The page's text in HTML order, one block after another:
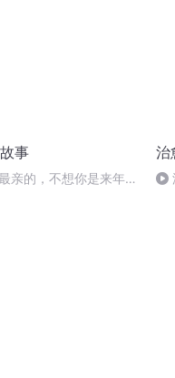
事
亲的，不想你是来年陌
治